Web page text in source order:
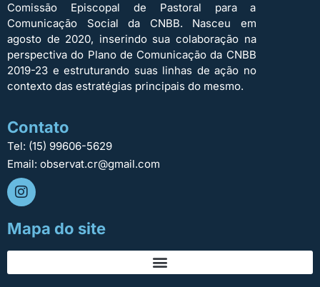
Comissão Episcopal de Pastoral para a
Comunicação Social da CNBB. Nasceu em
agosto de 2020, inserindo sua colaboração na
perspectiva do Plano de Comunicação da CNBB
2019-23 e estruturando suas linhas de ação no
contexto das estratégias principais do mesmo.
Contato
Tel: (15) 99606-5629
Email: observat.cr@gmail.com
Mapa do site